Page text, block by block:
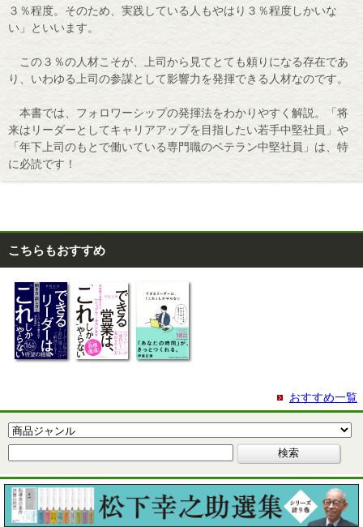
３％程度。そのため、実践している人もやはり３％程度しかいな
い」といいます。
この３％の人材こそが、上司から見てとても頼りになる存在であ
り、いわゆる上司の参謀として影響力を発揮できる人材なのです。
本書では、フォロワーシップの発揮法をわかりやすく解説。「将
来はリーダーとしてキャリアアップを目指したい若手中堅社員」や
「年下上司のもとで働いている専門職のベテラン中堅社員」は、特
に必読です！
こちらもおすすめ
おすすめ一覧